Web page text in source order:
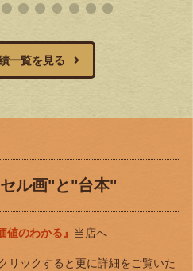
一覧を見る
ル画"と"台本"
値のわかる』 当店へ
リックすると更に詳細をご覧いた